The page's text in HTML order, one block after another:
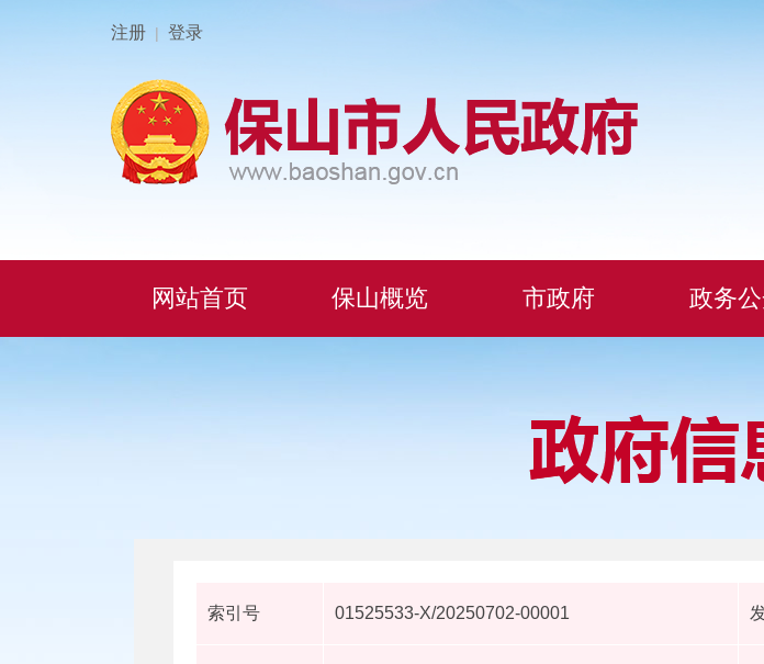
注册 | 登录
网站首页 保山概览 市政府 政务
索引号 01525533-X/20250702-00001